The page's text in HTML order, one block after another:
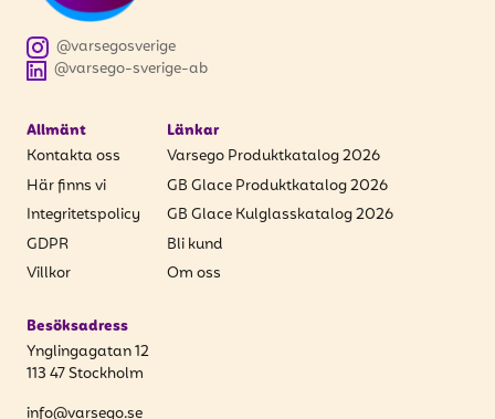
E-postadress
PRENUMERERA
@varsego-sverige-ab
@varsegosverige
Allmänt
Kontakta oss
Här finns vi
Integritetspolicy
GDPR
Villkor
Länkar
Varsego Produktkatalog 2026
GB Glace Produktkatalog 2026
GB Glace Kulglasskatalog 2026
Bli kund
Om oss
Besöksadress
Ynglingagatan 12
113 47 Stockholm
info@varsego.se